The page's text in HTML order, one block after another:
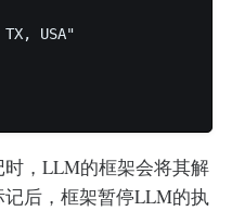
TX, USA"
，LLM的框架会将其解
后，框架暂停LLM的执